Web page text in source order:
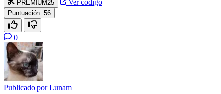
PREMIUM25 Ver código
Puntuación: 56
0
Publicado porLunam